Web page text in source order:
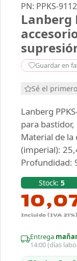
PN: PPKS-
Lanberg
Guardar en
Sé el
Lanberg
para
Material de la
(imperial):
Profundidad:
Stock: 5
Incluido (IVA 21%)
Entrega
14:00 (días